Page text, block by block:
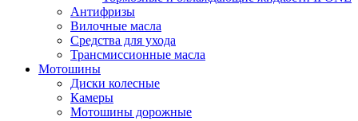
Антифризы
Вилочные масла
Средства для ухода
Трансмиссионные масла
Мотошины
Диски колесные
Камеры
Мотошины дорожные